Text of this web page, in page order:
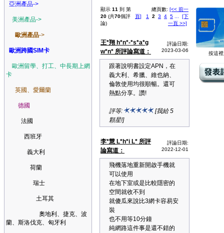
亞洲產品->
美洲產品->
歐洲產品->
歐洲跨國SIM卡
歐洲留學、打工、中長期上網
卡
英國、愛爾蘭
德國
法國
西班牙
義大利
荷蘭
瑞士
土耳其
奧地利、捷克、波
蘭、斯洛伐克、匈牙利
顯示 11 到 第
20 (共70個評
論)
總頁數: [<< 前一
頁]
1 2 3 4 5
[下
一頁 >>]
王*翔 h*n*-*s*a*g
w*n* 所評論寫道：
評論日期:
2023-03-06
跟著說明書設定APN，在
義大利、希臘、維也納、
倫敦使用均很順暢。還可
熱點分享。讚!
評等:
[我給 5
顆星!]
李*慧 L*h*i L* 所評
論寫道：
評論日期:
2022-12-01
飛機落地重新開啟手機就
可以使用
在地下室或是比較隱密的
空間就收不到
就傻瓜來說比3網卡容易安
裝
也不用等10分鐘
純網路這件事是還不錯的
按這